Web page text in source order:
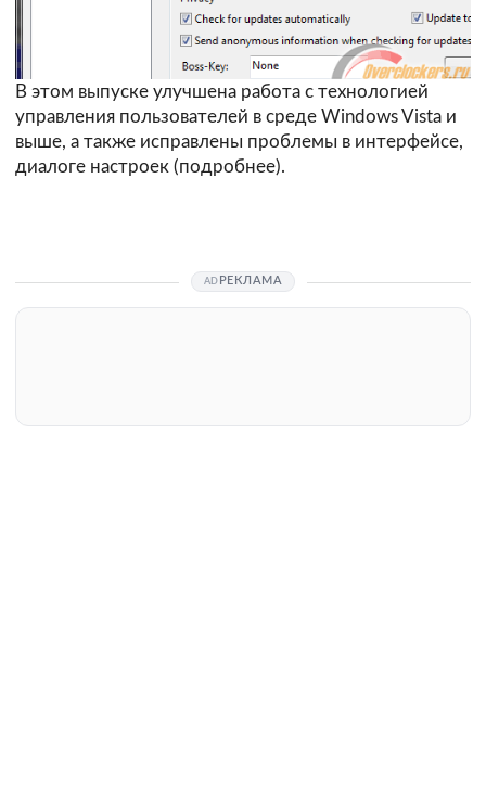
В этом выпуске улучшена работа с технологией
управления пользователей в среде Windows Vista и
выше, а также исправлены проблемы в интерфейсе,
диалоге настроек (подробнее).
РЕКЛАМА